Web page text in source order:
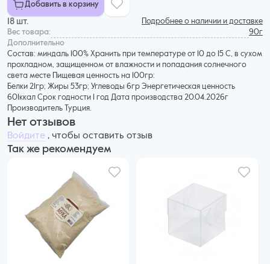
Добавить в корзину
18 шт.
Подробнее о наличии и доставке
Вес товара:
90г
Дополнительнo
Состав: миндаль 100% Хранить при температуре от 10 до 15 С, в сухом
прохладном, защищенном от влажности и попадания солнечного
света месте Пищевая ценность на 100гр:
Белки 21гр; Жиры 53гр; Углеводы 6гр Энергетическая ценность
601ккал Срок годности 1 год Дата производства 20.04.2026г
Производитель Турция.
Нет отзывов
Войдите , чтобы оставить отзыв
Так же рекомендуем